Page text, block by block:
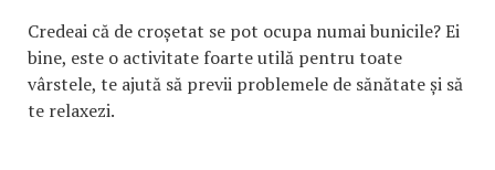
Credeai că de croșetat se pot ocupa numai bunicile? Ei
bine, este o activitate foarte utilă pentru toate
vârstele, te ajută să previi problemele de sănătate și să
te relaxezi.